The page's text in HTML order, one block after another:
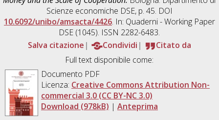
Scienze economiche DSE, p. 45. DOI
10.6092/unibo/amsacta/4426. In: Quaderni - Working Paper
DSE (1045). ISSN 2282-6483.
Salva citazione
Condividi
Citato da
Full text disponibile come:
Documento PDF
Licenza: Creative Commons Attribution Non-
commercial 3.0 (CC BY-NC 3.0)
Download (978kB) | Anteprima